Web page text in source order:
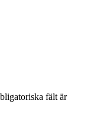
fält är